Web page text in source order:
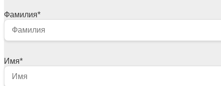
Фамилия*
Имя*